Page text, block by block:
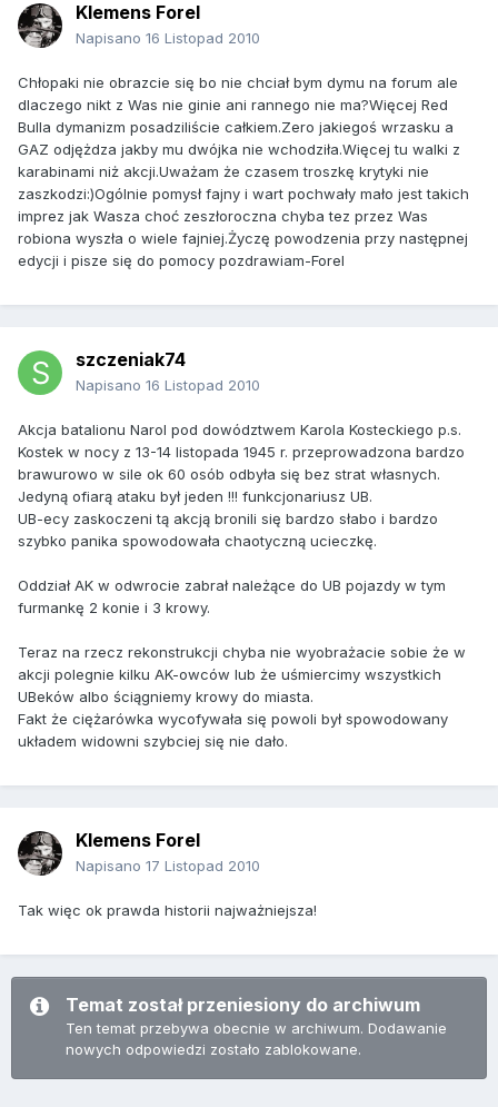
Klemens Forel
Napisano 16 Listopad 2010
Chłopaki nie obrazcie się bo nie chciał bym dymu na forum ale
dlaczego nikt z Was nie ginie ani rannego nie ma?Więcej Red
Bulla dymanizm posadziliście całkiem.Zero jakiegoś wrzasku a
GAZ odjężdza jakby mu dwójka nie wchodziła.Więcej tu walki z
karabinami niż akcji.Uważam że czasem troszkę krytyki nie
zaszkodzi:)Ogólnie pomysł fajny i wart pochwały mało jest takich
imprez jak Wasza choć zeszłoroczna chyba tez przez Was
robiona wyszła o wiele fajniej.Życzę powodzenia przy następnej
edycji i pisze się do pomocy pozdrawiam-Forel
szczeniak74
Napisano 16 Listopad 2010
Akcja batalionu Narol pod dowództwem Karola Kosteckiego p.s.
Kostek w nocy z 13-14 listopada 1945 r. przeprowadzona bardzo
brawurowo w sile ok 60 osób odbyła się bez strat własnych.
Jedyną ofiarą ataku był jeden !!! funkcjonariusz UB.
UB-ecy zaskoczeni tą akcją bronili się bardzo słabo i bardzo
szybko panika spowodowała chaotyczną ucieczkę.
Oddział AK w odwrocie zabrał należące do UB pojazdy w tym
furmankę 2 konie i 3 krowy.
Teraz na rzecz rekonstrukcji chyba nie wyobrażacie sobie że w
akcji polegnie kilku AK-owców lub że uśmiercimy wszystkich
UBeków albo ściągniemy krowy do miasta.
Fakt że ciężarówka wycofywała się powoli był spowodowany
układem widowni szybciej się nie dało.
Klemens Forel
Napisano 17 Listopad 2010
Tak więc ok prawda historii najważniejsza!
Temat został przeniesiony do archiwum
Ten temat przebywa obecnie w archiwum. Dodawanie
nowych odpowiedzi zostało zablokowane.